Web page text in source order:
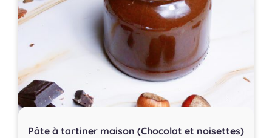
Pâte à tartiner maison (Chocolat et noisettes)